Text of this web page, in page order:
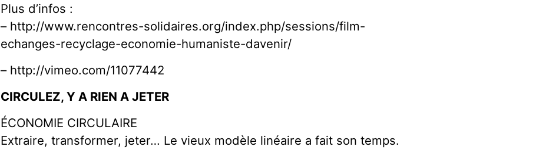
Plus d’infos :
– http://www.rencontres-solidaires.org/index.php/sessions/film-
echanges-recyclage-economie-humaniste-davenir/
– http://vimeo.com/11077442
CIRCULEZ, Y A RIEN A JETER
ÉCONOMIE CIRCULAIRE
Extraire, transformer, jeter… Le vieux modèle linéaire a fait son temps.